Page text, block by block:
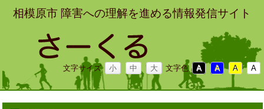
相模原市 障害への理解を進める情報発信サイト
文字サイズ 小 中 大 文字色 A A A A